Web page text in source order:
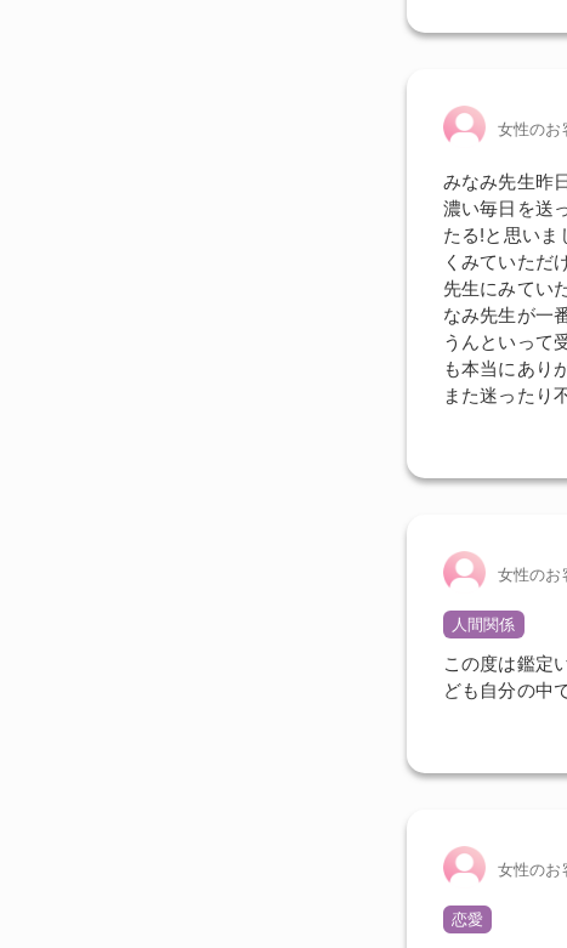
女性のお
みなみ先生昨
濃い毎日を送
たる!と思いま
くみていただ
先生にみてい
なみ先生が一
うんといって
も本当にあり
また迷ったり
女性のお
人間関係
この度は鑑定
ども自分の中
女性のお
恋愛